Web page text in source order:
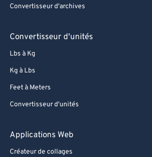
Convertisseur d'archives
Convertisseur d'unités
Lbs à Kg
Kg à Lbs
Feet à Meters
Convertisseur d'unités
Applications Web
Créateur de collages